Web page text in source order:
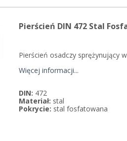
Pierścień DIN 472 Stal
Pierścień osadczy sprężynujący
Więcej informacji...
DIN: 472
Materiał: stal
Pokrycie: stal fosfatowana